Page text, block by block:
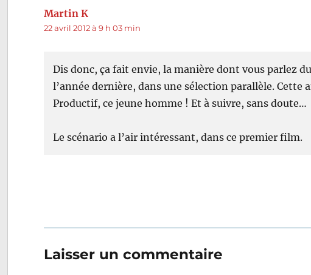
Martin K
22 avril 2012 à 9 h 03 min
Dis donc, ça fait envie, la manière dont vous parlez
l’année dernière, dans une sélection parallèle.
Productif, ce jeune homme ! Et à suivre, sans doute…
Le scénario a l’air intéressant, dans ce premier film.
Laisser un commentaire